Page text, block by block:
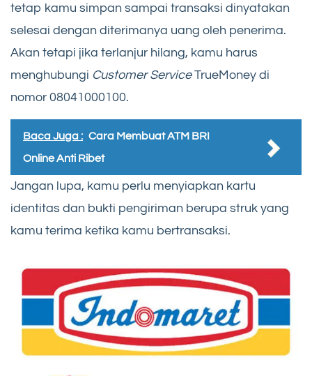
tetap kamu simpan sampai transaksi dinyatakan
selesai dengan diterimanya uang oleh penerima.
Akan tetapi jika terlanjur hilang, kamu harus
menghubungi Customer ServiceTrueMoney di
nomor 08041000100.
Baca Juga : Cara Membuat ATM BRI
Online Anti Ribet
Jangan lupa, kamu perlu menyiapkan kartu
identitas dan bukti pengiriman berupa struk yang
kamu terima ketika kamu bertransaksi.